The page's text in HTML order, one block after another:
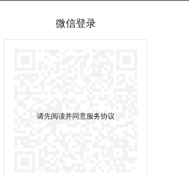
微信登录
请先阅读并同意服务协议